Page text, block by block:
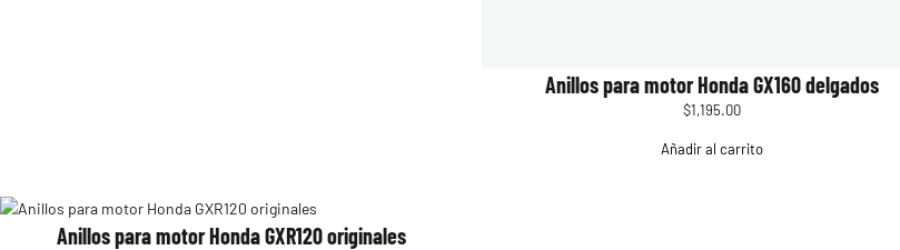
Anillos para motor Honda GX160 delgados
$1,195.00
Añadir al carrito
Anillos para motor Honda GXR120 originales